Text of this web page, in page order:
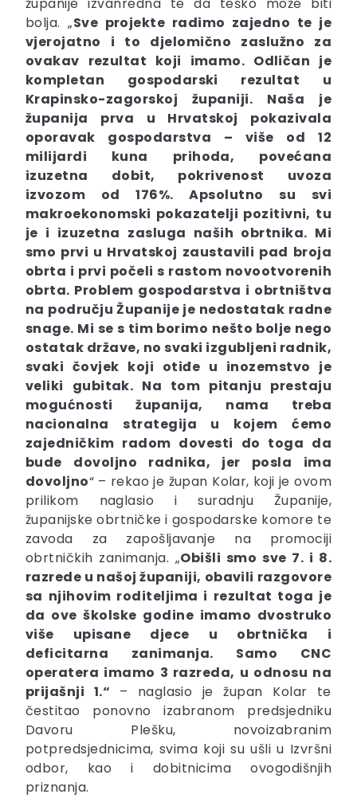
županije izvanredna te da teško može biti
bolja. „Sve projekte radimo zajedno te je
vjerojatno i to djelomično zaslužno za
ovakav rezultat koji imamo. Odličan je
kompletan gospodarski rezultat u
Krapinsko-zagorskoj županiji. Naša je
županija prva u Hrvatskoj pokazivala
oporavak gospodarstva – više od 12
milijardi kuna prihoda, povećana
izuzetna dobit, pokrivenost uvoza
izvozom od 176%. Apsolutno su svi
makroekonomski pokazatelji pozitivni, tu
je i izuzetna zasluga naših obrtnika. Mi
smo prvi u Hrvatskoj zaustavili pad broja
obrta i prvi počeli s rastom novootvorenih
obrta. Problem gospodarstva i obrtništva
na području Županije je nedostatak radne
snage. Mi se s tim borimo nešto bolje nego
ostatak države, no svaki izgubljeni radnik,
svaki čovjek koji otiđe u inozemstvo je
veliki gubitak. Na tom pitanju prestaju
mogućnosti županija, nama treba
nacionalna strategija u kojem ćemo
zajedničkim radom dovesti do toga da
bude dovoljno radnika, jer posla ima
dovoljno“ – rekao je župan Kolar, koji je ovom
prilikom naglasio i suradnju Županije,
županijske obrtničke i gospodarske komore te
zavoda za zapošljavanje na promociji
obrtničkih zanimanja. „Obišli smo sve 7. i 8.
razrede u našoj županiji, obavili razgovore
sa njihovim roditeljima i rezultat toga je
da ove školske godine imamo dvostruko
više upisane djece u obrtnička i
deficitarna zanimanja. Samo CNC
operatera imamo 3 razreda, u odnosu na
prijašnji 1.“ – naglasio je župan Kolar te
čestitao ponovno izabranom predsjedniku
Davoru Plešku, novoizabranim
potpredsjednicima, svima koji su ušli u Izvršni
odbor, kao i dobitnicima ovogodišnjih
priznanja.